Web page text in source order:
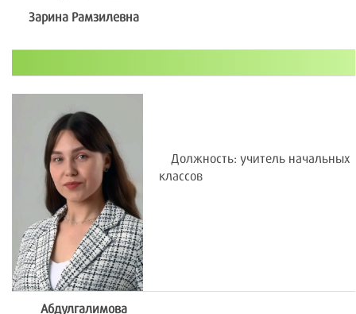
Зарина Рамзилевна
Должность: учитель начальных
классов
Абдулгалимова